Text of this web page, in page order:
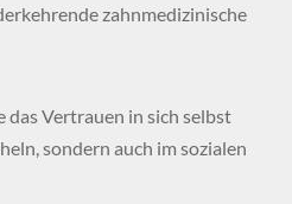
zahnmedizinische
Vertrauen in sich selbst
sondern auch im sozialen